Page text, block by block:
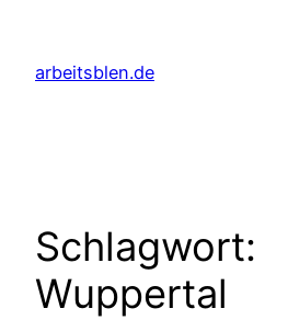
springen
arbeitsblen.de
Schlagwort:
Wuppertal